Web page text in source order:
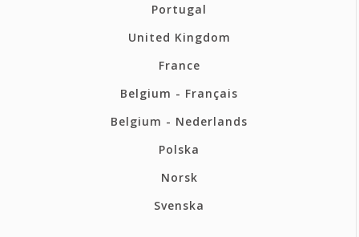
Portugal
United Kingdom
France
Belgium - Français
Belgium - Nederlands
Polska
Norsk
Svenska